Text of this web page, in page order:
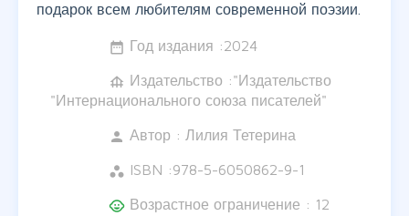
подарок всем любителям современной поэзии.
date_range Год издания :2024
foundation Издательство :"Издательство
"Интернационального союза писателей"
person Автор : Лилия Тетерина
workspaces ISBN :978-5-6050862-9-1
child_care Возрастное ограничение : 12